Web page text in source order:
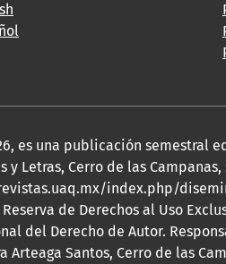
es una publicación semestral
Letras, Cerro de las Campanas,
revistas.uaq.mx/index.php/
de Derechos al Uso
del Derecho de Autor.
Arteaga Santos, Cerro de las